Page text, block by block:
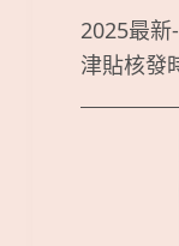
2025最
津貼核發